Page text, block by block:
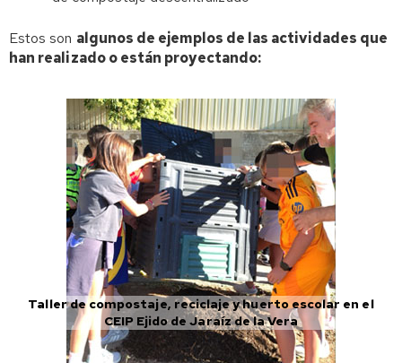
Estos son algunos de ejemplos de las actividades que
han realizado o están proyectando:
Taller de compostaje, reciclaje y huerto escolar en el
CEIP Ejido de Jaraíz de la Vera